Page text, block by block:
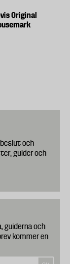
Original
och
guider och
guiderna och
kommer en